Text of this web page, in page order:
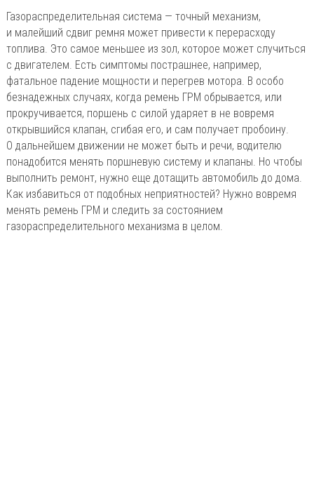
Газораспределительная система — точный механизм,
и малейший сдвиг ремня может привести к перерасходу
топлива. Это самое меньшее из зол, которое может случиться
с двигателем. Есть симптомы пострашнее, например,
фатальное падение мощности и перегрев мотора. В особо
безнадежных случаях, когда ремень ГРМ обрывается, или
прокручивается, поршень с силой ударяет в не вовремя
открывшийся клапан, сгибая его, и сам получает пробоину.
О дальнейшем движении не может быть и речи, водителю
понадобится менять поршневую систему и клапаны. Но чтобы
выполнить ремонт, нужно еще дотащить автомобиль до дома.
Как избавиться от подобных неприятностей? Нужно вовремя
менять ремень ГРМ и следить за состоянием
газораспределительного механизма в целом.